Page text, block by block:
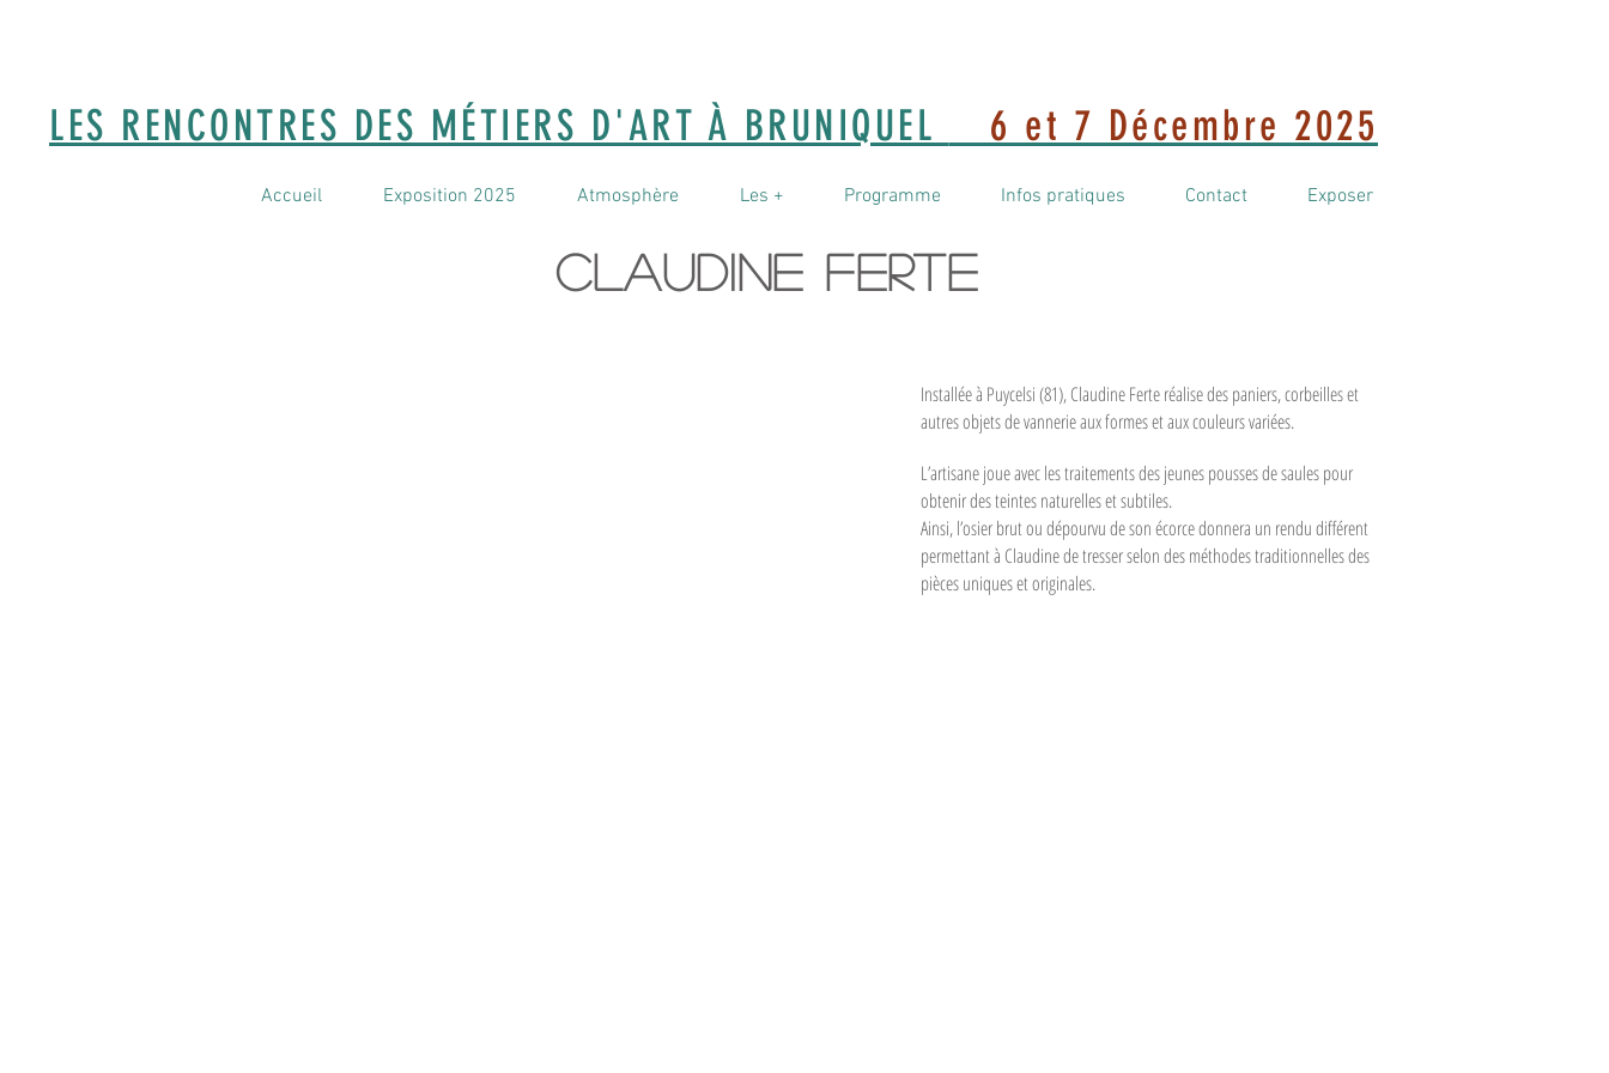
LES RENCONTRES DES MÉTIERS D'ART À BRUNIQUEL 6 et 7 Décembre 2025
Accueil Exposition 2025 Atmosphère Les + Programme Infos pratiques Contact Exposer
Claudine Ferte
Installée à Puycelsi (81), Claudine Ferte réalise des paniers, corbeilles et
autres objets de vannerie aux formes et aux couleurs variées.
L’artisane joue avec les traitements des jeunes pousses de saules pour
obtenir des teintes naturelles et subtiles.
Ainsi, l’osier brut ou dépourvu de son écorce donnera un rendu différent
permettant à Claudine de tresser selon des méthodes traditionnelles des
pièces uniques et originales.